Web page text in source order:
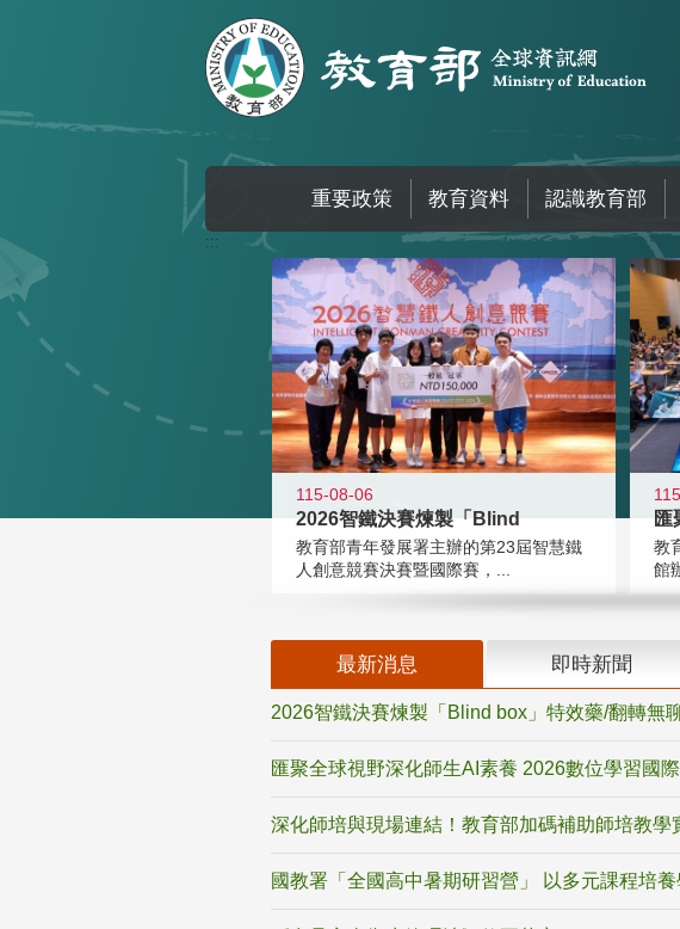
重要政策 教育資料 認識教育部
:::
115-08-06
2026智鐵決賽煉製「Blind
教育部青年發展署主辦的第23屆智慧鐵
人創意競賽決賽暨國際賽，...
匯
教
館
最新消息 即時新聞
2026智鐵決賽煉製「Blind box」特效藥/翻轉無
匯聚全球視野深化師生AI素養 2026數位學習國
深化師培與現場連結！教育部加碼補助師培教
國教署「全國高中暑期研習營」 以多元課程培